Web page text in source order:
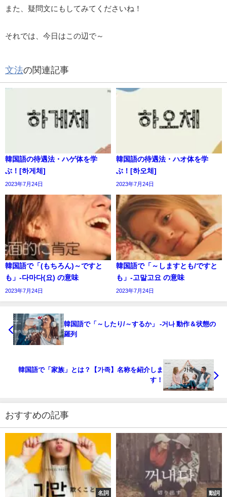
また、疑問文にもしてみてくださいね！
それでは、今日はこの辺で～
文法の関連記事
韓国語の待遇法・ハゲ体を学
ぶ！[하게체]
2023年7月24日
韓国語の待遇法・ハオ体を学
ぶ！[하오체]
2023年7月24日
韓国語で「(もちろん)～ですと
も」-다마다(요) の意味
2023年7月24日
韓国語で「～しますとも/ですと
も」-고말고요 の意味
2023年7月24日
韓国語で「～したり/～するか」 -거나 動作＆状態の
羅列
韓国語で「家族」とは？【가족】名称を紹介しま
す！
おすすめの記事
名詞 動詞